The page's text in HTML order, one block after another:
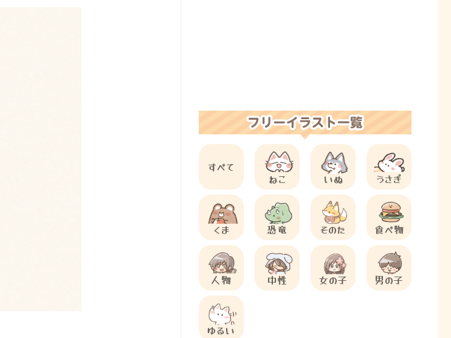
すべて
ねこ
いぬ うさぎ
くま 恐竜 そのた 食べ物
人物 中性 女の子 男の子
ゆるい